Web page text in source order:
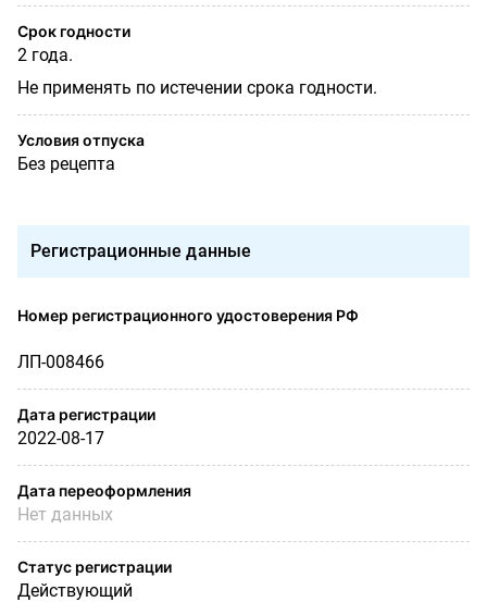
Срок годности
2 года.
Не применять по истечении срока годности.
Условия отпуска
Без рецепта
Регистрационные данные
Номер регистрационного удостоверения РФ
ЛП-008466
Дата регистрации
2022-08-17
Дата переоформления
Нет данных
Статус регистрации
Действующий